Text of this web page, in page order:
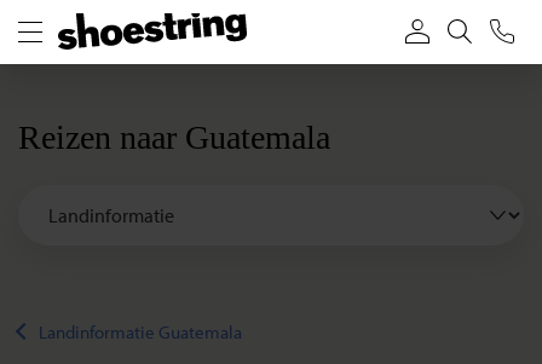
Reizen naar Guatemala
Landinformatie Guatemala